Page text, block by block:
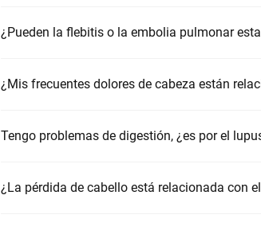
¿Pueden la flebitis o la embolia pulmonar
¿Mis frecuentes dolores de cabeza están
Tengo problemas de digestión, ¿es por el
¿La pérdida de cabello está relacionada con